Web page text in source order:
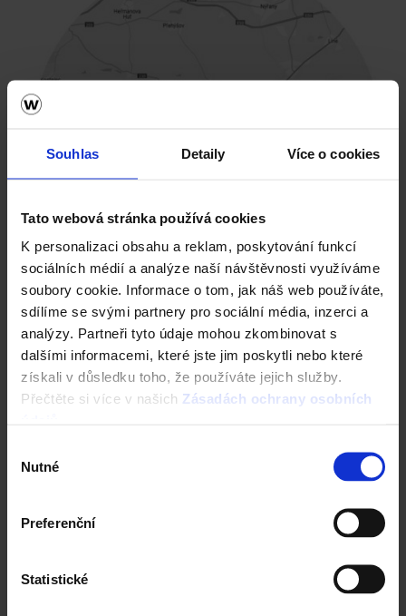
Souhlas Detaily Více o cookies
Tato webová stránka používá cookies
K personalizaci obsahu a reklam, poskytování funkcí
sociálních médií a analýze naší návštěvnosti využíváme
soubory cookie. Informace o tom, jak náš web používáte,
sdílíme se svými partnery pro sociální média, inzerci a
analýzy. Partneři tyto údaje mohou zkombinovat s
dalšími informacemi, které jste jim poskytli nebo které
získali v důsledku toho, že používáte jejich služby.
Přečtěte si více v našich Zásadách ochrany osobních
souhlasu
Nutné
Preferenční
Statistické